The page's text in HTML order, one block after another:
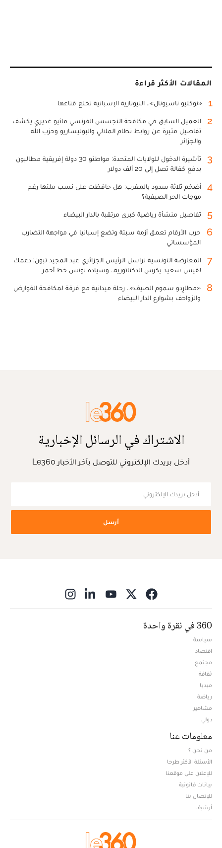
المقالات الأكثر قراءة
1 «نوكليو ناسيونال».. النيونازية الإسبانية تخلع قناعها
2
العميل السابق في مكافحة التجسس الفرنسي ماثيو غديري يكشف
تفاصيل مثيرة عن روابط نظام الملالي والبوليساريو وحزب الله
والجزائر
3
تأشيرة الدخول للولايات المتحدة: مواطنو 30 دولة إفريقية مطالبون
بدفع كفالة تصل إلى 20 ألف دولار
4
أضخم ثلاثة سدود بالمغرب: هل حافظت على نسب ملئها رغم
موجات الحر الصيفية؟
5 تفاصيل منشأة رياضية كبرى مرتقبة بالدار البيضاء
6
حرب الأرقام تعمق أزمة سبتة وتضع إسبانيا في مواجهة التضارب
المؤسساتي
7
المعارضة التونسية تراسل الرئيس الجزائري عبد المجيد تبون: دعمك
لقيس سعيد يكرس الدكتاتورية.. وسيادة تونس خط أحمر
8
«مطارِدو سموم الصيف».. رحلة ميدانية مع فرقة لمكافحة القوارض
والزواحف بشوارع الدار البيضاء
الاشتراك في الرسائل الإخبارية
أدخل بريدك الإلكتروني للتوصل بآخر الأخبار Le360
أرسل
360 في نقرة واحدة
سياسة
اقتصاد
مجتمع
ثقافة
ميديا
رياضة
مشاهير
دولي
معلومات عنا
من نحن ؟
الأسئلة الأكثر طرحا
للإعلان على موقعنا
بيانات قانونية
للإتصال بنا
أرشيف